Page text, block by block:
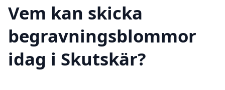
Vem kan skicka
begravningsblommor
idag i Skutskär?